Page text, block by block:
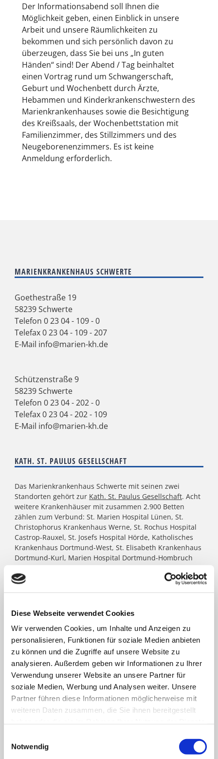
Diese Webseite verwendet Cookies
Wir verwenden Cookies, um Inhalte und Anzeigen zu
personalisieren, Funktionen für soziale Medien anbieten
zu können und die Zugriffe auf unsere Website zu
analysieren. Außerdem geben wir Informationen zu Ihrer
Verwendung unserer Website an unsere Partner für
soziale Medien, Werbung und Analysen weiter. Unsere
Partner führen diese Informationen möglicherweise mit
weiteren Daten zusammen, die Sie ihnen bereitgestellt
Notwendig
Der Informationsabend soll Ihnen die
Möglichkeit geben, einen Einblick in unsere
Arbeit und unsere Räumlichkeiten zu
bekommen und sich persönlich davon zu
überzeugen, dass Sie bei uns „In guten
Händen“ sind! Der Abend / Tag beinhaltet
einen Vortrag rund um Schwangerschaft,
Geburt und Wochenbett durch Ärzte,
Hebammen und Kinderkrankenschwestern des
Marienkrankenhauses sowie die Besichtigung
des Kreißsaals, der Wochenbettstation mit
Familienzimmer, des Stillzimmers und des
Neugeborenenzimmers. Es ist keine
Anmeldung erforderlich.
MARIENKRANKENHAUS SCHWERTE
Goethestraße 19
58239 Schwerte
Telefon 0 23 04 - 109 - 0
Telefax 0 23 04 - 109 - 207
E-Mail info@marien-kh.de
Schützenstraße 9
58239 Schwerte
Telefon 0 23 04 - 202 - 0
Telefax 0 23 04 - 202 - 109
E-Mail info@marien-kh.de
KATH. ST. PAULUS GESELLSCHAFT
Das Marienkrankenhaus Schwerte mit seinen zwei
Standorten gehört zur Kath. St. Paulus Gesellschaft. Acht
weitere Krankenhäuser mit zusammen 2.900 Betten
zählen zum Verbund: St. Marien Hospital Lünen, St.
Christophorus Krankenhaus Werne, St. Rochus Hospital
Castrop-Rauxel, St. Josefs Hospital Hörde, Katholisches
Krankenhaus Dortmund-West, St. Elisabeth Krankenhaus
Dortmund-Kurl, Marien Hospital Dortmund-Hombruch
sowie für das St. Johannes Hospital im Zentrum von
Dortmund. Darüber hinaus agieren unter dem Paulus-
Dach Altenheime und eine Jugendhilfe-Einrichtung. Die
katholischen Trägern in Nordrhein- Westfalen; rund
8.500 Menschen arbeiten für das Wohl der ihnen
anvertrauten Patient:innen, Bewohner:innen, Kinder und
Jugendlichen.
FACHBEREICHE
Klinik für Allgemein-, Viszeral- und minimal-
invasive Chirurgie
Klinik für Anästhesiologie & Intensivmedizin